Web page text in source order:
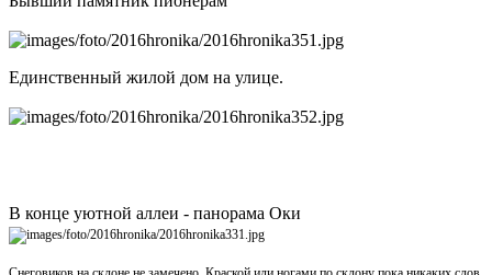
Единственный жилой дом на улице.
В конце уютной аллеи - панорама Оки